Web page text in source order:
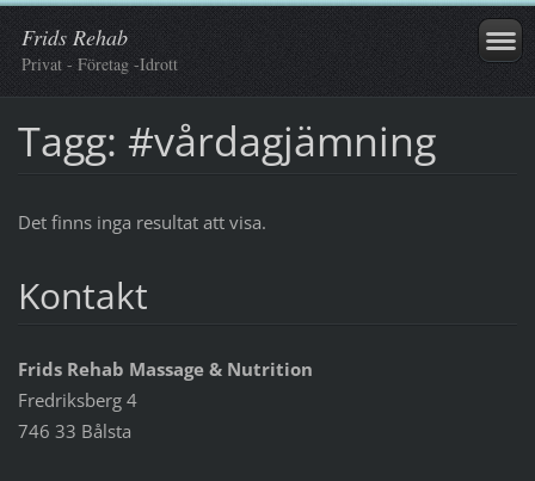
Frids Rehab
Privat - Företag -Idrott
Tagg: #vårdagjämning
Det finns inga resultat att visa.
Kontakt
Frids Rehab Massage & Nutrition
Fredriksberg 4
746 33 Bålsta